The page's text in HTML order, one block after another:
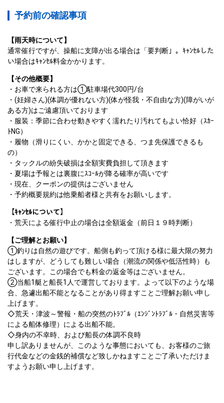
予約前の確認事項
【雨天時について】
通常催行ですが、操船に支障が出る場合は「要判断」。ｷｬﾝｾﾙした
い場合はｷｬﾝｾﾙ料金かかります。
【その他概要】
・お車で来られる方は①駐車場代300円/台
・(妊婦さん)(体調が優れない方)(体が怪我・不自由な方)(障がいが
ある方)はご遠慮頂いております
・服装：季節に合わせ動きやすく濡れたり汚れてもよい恰好（ｽｶｰ
ﾄNG）
・履物（滑りにくい、かかと固定できる、つま先保護できるも
の）
・タックルの紛失破損は全額実費負担して頂きます
・夏場は予報とは裏腹にｽｺｰﾙが降る確率が高いです
・現在、クーポンの提供はございません
・予約概要規約は他乗船者様と共有をお願いします。
【ｷｬﾝｾﾙについて】
・荒天による催行中止の場合は全額返金（前日１９時判断）
【ご理解とお願い】
①釣りは自然の遊びです。船側も釣って頂ける様に最大限の努力
はしますが、どうしても難しい場合（潮流の関係や低活性時）も
ございます。この場合でも料金の返金等はございません。
②当船1艇と船長1人で運営しております。よって以下のような場
合、急遽出船不能となることがあり得ますことご理解お願い申し
上げます。
◇荒天・津波～警報・船の突然のﾄﾗﾌﾞﾙ（ｴﾝｼﾞﾝﾄﾗﾌﾞﾙ・自然災害等
による船体修理）による出船不能。
◇身内の不幸時、および船長の体調不良時
申し訳ありませんが、このような事態においても、お客様のご旅
行代金などの金銭的補償など致しかねますことご了承いただけま
すようお願い申し上げます。